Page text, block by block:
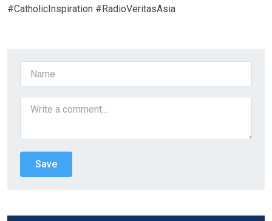
#CatholicInspiration #RadioVeritasAsia